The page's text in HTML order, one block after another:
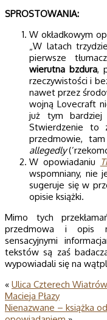
SPROSTOWANIA:
W okładkowym
„W latach
pierwsze
wierutna bzdura,
rzeczywistości i
nawet przez
wojną Lovecraft
już tym bardziej
Stwierdzenie to
przedmowie,
allegedly
W opowiadaniu
wspomniany, nie
sugeruje się w
opisie książki.
Mimo tych
przedmowa i opis
sensacyjnymi
tekstów są zaś
wypowiadali się na
« Ulica Czterech
Macieja Płazy
Nienazwane – książka